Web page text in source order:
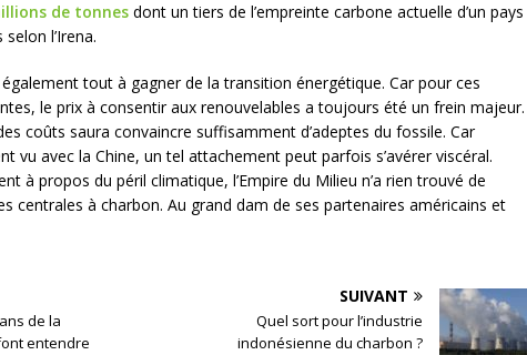
de tonnes dont un tiers de l’empreinte carbone actuelle d’un pays
l’Irena.
tout à gagner de la transition énergétique. Car pour ces
le prix à consentir aux renouvelables a toujours été un frein majeur.
coûts saura convaincre suffisamment d’adeptes du fossile. Car
vu avec la Chine, un tel attachement peut parfois s’avérer viscéral.
à propos du péril climatique, l’Empire du Milieu n’a rien trouvé de
centrales à charbon. Au grand dam de ses partenaires américains et
de la
entendre
SUIVANT
Quel sort pour l’industrie
indonésienne du charbon ?